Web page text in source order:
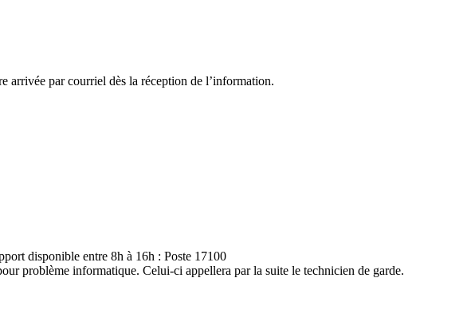
arrivée par courriel dès la réception de l’information.
disponible entre 8h à 16h : Poste 17100
problème informatique. Celui-ci appellera par la suite le technicien de garde.